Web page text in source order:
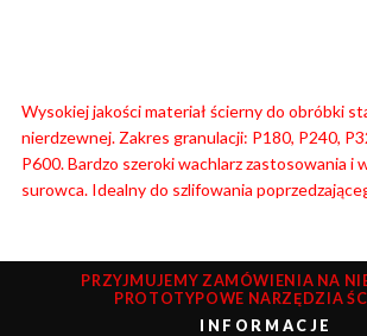
Wysokiej jakości materiał ścierny do obróbki
nierdzewnej. Zakres granulacji: P180, P240,
P600. Bardzo szeroki wachlarz zastosowania i
surowca. Idealny do szlifowania
PRZYJMUJEMY ZAMÓWIENIA NA
PROTOTYPOWE NARZĘDZIA
INFORMACJE